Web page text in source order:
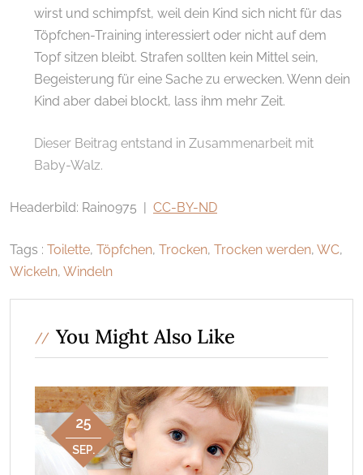
wirst und schimpfst, weil dein Kind sich nicht für das
Töpfchen-Training interessiert oder nicht auf dem
Topf sitzen bleibt. Strafen sollten kein Mittel sein,
Begeisterung für eine Sache zu erwecken. Wenn dein
Kind aber dabei blockt, lass ihm mehr Zeit.
Dieser Beitrag entstand in Zusammenarbeit mit
Baby-Walz.
Headerbild: Rain0975 | CC-BY-ND
Tags : Toilette, Töpfchen, Trocken, Trocken werden, WC,
Wickeln, Windeln
You Might Also Like
25
SEP.